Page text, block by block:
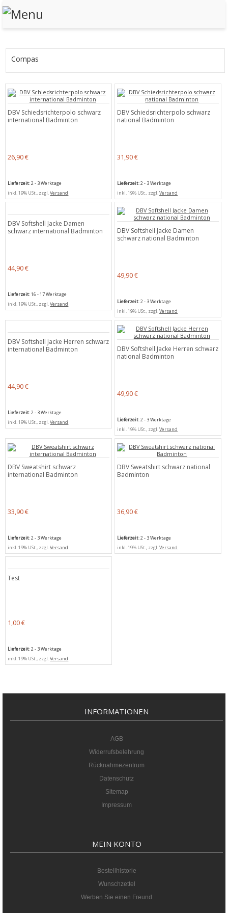
Compas
DBV Schiedsrichterpolo schwarz
international Badminton
26,90 €
Lieferzeit: 2 - 3 Werktage
inkl. 19% USt., zzgl.Versand
DBV Schiedsrichterpolo schwarz
national Badminton
31,90 €
Lieferzeit: 2 - 3 Werktage
inkl. 19% USt., zzgl.Versand
DBV Softshell Jacke Damen
schwarz international Badminton
44,90 €
Lieferzeit: 16 - 17 Werktage
inkl. 19% USt., zzgl.Versand
DBV Softshell Jacke Damen
schwarz national Badminton
49,90 €
Lieferzeit: 2 - 3 Werktage
inkl. 19% USt., zzgl.Versand
DBV Softshell Jacke Herren schwarz
international Badminton
44,90 €
Lieferzeit: 2 - 3 Werktage
inkl. 19% USt., zzgl.Versand
DBV Softshell Jacke Herren schwarz
national Badminton
49,90 €
Lieferzeit: 2 - 3 Werktage
inkl. 19% USt., zzgl.Versand
DBV Sweatshirt schwarz
international Badminton
33,90 €
Lieferzeit: 2 - 3 Werktage
inkl. 19% USt., zzgl.Versand
DBV Sweatshirt schwarz national
Badminton
36,90 €
Lieferzeit: 2 - 3 Werktage
inkl. 19% USt., zzgl.Versand
Test
1,00 €
Lieferzeit: 2 - 3 Werktage
inkl. 19% USt., zzgl.Versand
INFORMATIONEN
AGB
Widerrufsbelehrung
Rücknahmezentrum
Datenschutz
Sitemap
Impressum
MEIN KONTO
Bestellhistorie
Wunschzettel
Werben Sie einen Freund